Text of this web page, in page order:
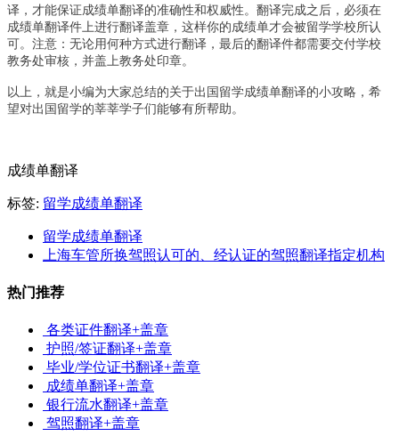
译，才能保证成绩单翻译的准确性和权威性。翻译完成之后，必须在
成绩单翻译件上进行翻译盖章，这样你的成绩单才会被留学学校所认
可。 注意：无论用何种方式进行翻译，最后的翻译件都需要交付学校
教务处审核，并盖上教务处印章。
以上，就是小编为大家总结的关于出国留学成绩单翻译的小攻略 ，希
望对出国留学的莘莘学子们能够有所帮助。
成绩单翻译
标签: 留学成绩单翻译
留学成绩单翻译
上海车管所换驾照认可的、经认证的驾照翻译指定机构
热门推荐
各类证件翻译+盖章
护照/签证翻译+盖章
毕业/学位证书翻译+盖章
成绩单翻译+盖章
银行流水翻译+盖章
驾照翻译+盖章